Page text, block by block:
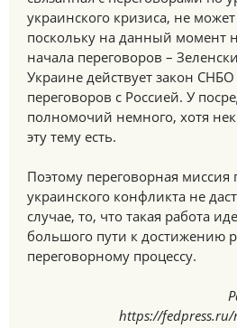
украинского кризиса, не
поскольку на данный момент
начала переговоров –
Украине действует закон
переговоров с Россией. У
полномочий немного, хотя
эту тему есть.
Поэтому переговорная
украинского конфликта не
случае, то, что такая работа
большого пути к достижению
переговорному процессу.
https://fedpress.ru/